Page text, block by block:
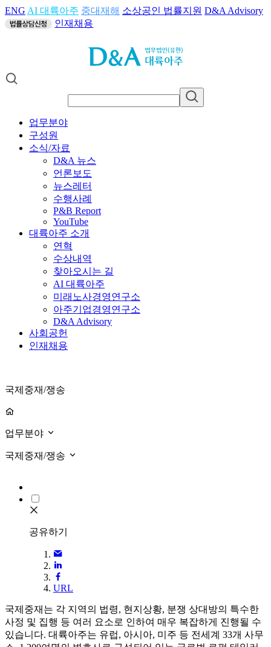
ENG AI 대륙아주 중대재해 소상공인 법률지원 D&A Advisory
인재채용
업무분야
구성원
소식/자료
D&A 뉴스
언론보도
뉴스레터
수행사례
P&B Report
YouTube
대륙아주 소개
연혁
수상내역
찾아오시는 길
AI 대륙아주
미래노사경영연구소
아주기업경영연구소
D&A Advisory
사회공헌
인재채용
국제중재/쟁송
업무분야
국제중재/쟁송
공유하기
URL
국제중재는 각 지역의 법령, 현지상황, 분쟁 상대방의 특수한
사정 및 집행 등 여러 요소로 인하여 매우 복잡하게 진행될 수
있습니다. 대륙아주는 유럽, 아시아, 미주 등 전세계 33개 사무